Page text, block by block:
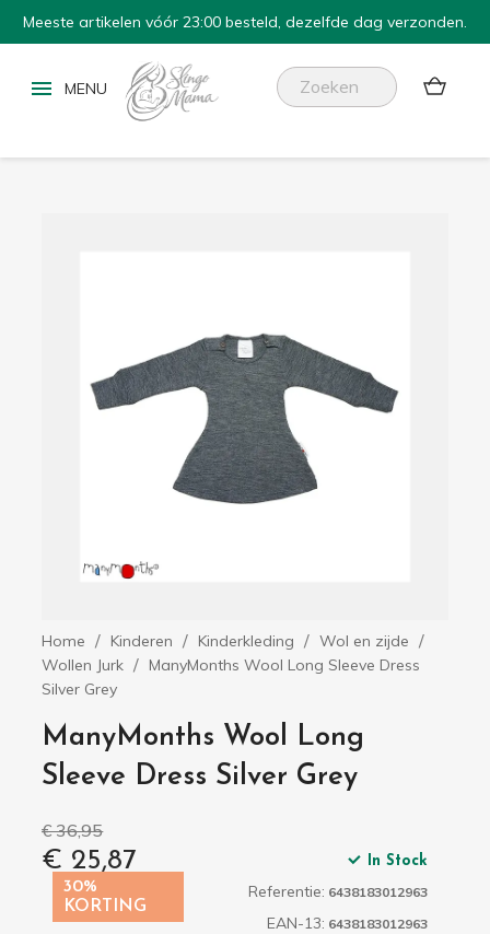
Meeste artikelen vóór 23:00 besteld, dezelfde dag verzonden.

Home Kinderen Kinderkleding
Wol en zijde
Wollen Jurk
ManyMonths Wool Long Sleeve Dress
Silver Grey
ManyMonths Wool Long
Sleeve Dress Silver Grey
€ 36,95
€ 25,87
30%
KORTING
In Stock
Referentie: 6438183012963
EAN-13: 6438183012963